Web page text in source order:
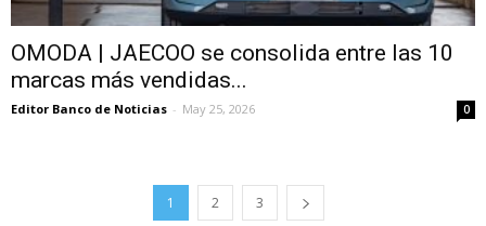
OMODA | JAECOO se consolida entre las 10
marcas más vendidas...
Editor Banco de Noticias - May 25, 2026 0
1 2 3